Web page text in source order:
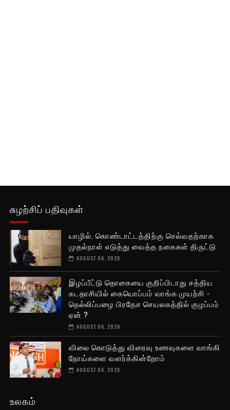
சுழற்சிப் பதிவுகள்
யாழில். கொண்டாட்டத்திற்கு செல்வதற்காக
முதல்நாள் எடுத்து வைத்த நகைகள் திருட்டு
AUGUST 06, 2026
இழப்பீட்டு தொகையை குறிப்பிடாது சத்திய
கடதாசியில் கையொப்பம் வாங்க முயற்சி -
தெல்லிப்பழை பிரதேச செயலகத்தில் குழப்பம்
ஏன் ?
AUGUST 06, 2026
விலை கொடுத்து விரைவு உணவுகளை வாங்கி
நோய்களை வளர்க்கின்றோம்
AUGUST 06, 2026
உலகம்